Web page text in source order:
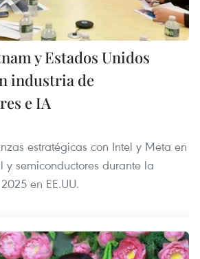
y Estados Unidos
industria de
e IA
estratégicas con Intel y Meta en
y semiconductores durante la
en EE.UU.